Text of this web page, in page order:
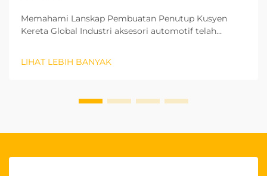
Memahami Lanskap Pembuatan Penutup Kusyen
Kereta Global Industri aksesori automotif telah
kereta muncul sebagai segmen penting. Bagi
LIHAT LEBIH BANYAK